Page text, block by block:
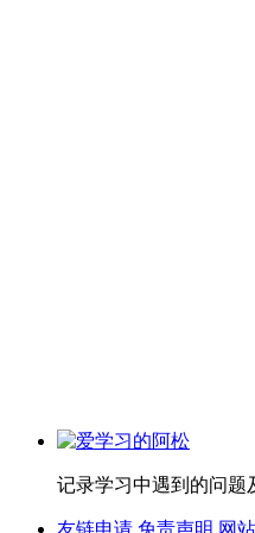
记录学习中遇到的问题
友链申请 免责声明 网